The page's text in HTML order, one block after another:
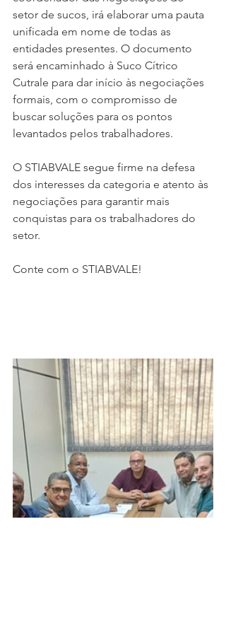
setor de sucos, irá elaborar uma pauta
unificada em nome de todas as
entidades presentes. O documento
será encaminhado à Suco Cítrico
Cutrale para dar início às negociações
formais, com o compromisso de
buscar soluções para os pontos
levantados pelos trabalhadores.
O STIABVALE segue firme na defesa
dos interesses da categoria e atento às
negociações para garantir mais
conquistas para os trabalhadores do
setor.
Conte com o STIABVALE!